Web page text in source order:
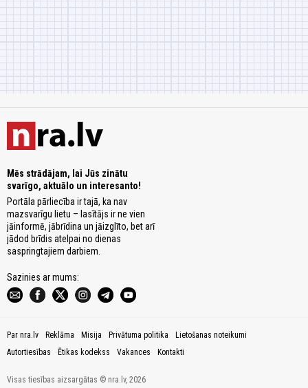
Mēs strādājam, lai Jūs zinātu
svarīgo, aktuālo un interesanto!
Portāla pārliecība ir tajā, ka nav
mazsvarīgu lietu – lasītājs ir ne vien
jāinformē, jābrīdina un jāizglīto, bet arī
jādod brīdis atelpai no dienas
saspringtajiem darbiem.
Sazinies ar mums:
Par nra.lv Reklāma Misija Privātuma politika
Lietošanas noteikumi
Autortiesības
Ētikas kodekss Vakances Kontakti
Visas tiesības aizsargātas © nra.lv, 2026